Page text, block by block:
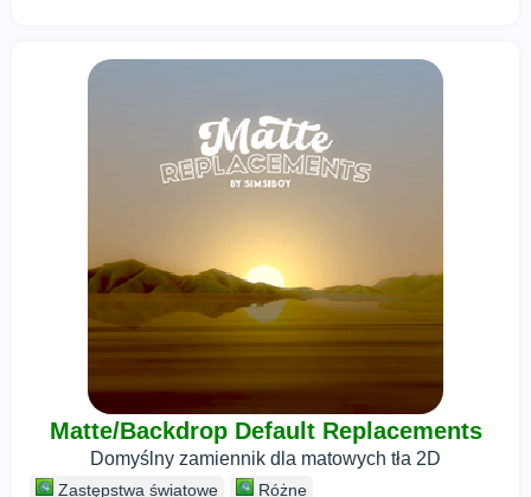
Matte/Backdrop Default Replacements
Domyślny zamiennik dla matowych tła 2D
Zastępstwa światowe Różne